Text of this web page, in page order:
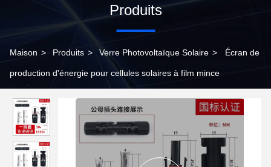
Produits
Maison > Produits > Verre Photovoltaïque Solaire > Écran de
production d'énergie pour cellules solaires à film mince